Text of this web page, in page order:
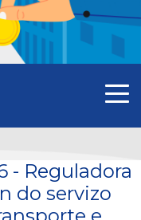
- Reguladora
do servizo